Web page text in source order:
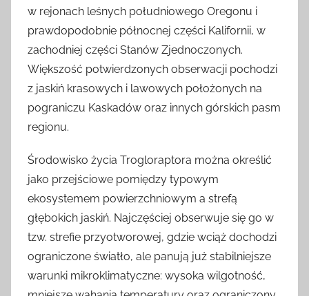
w rejonach leśnych południowego Oregonu i
prawdopodobnie północnej części Kalifornii, w
zachodniej części Stanów Zjednoczonych.
Większość potwierdzonych obserwacji pochodzi
z jaskiń krasowych i lawowych położonych na
pograniczu Kaskadów oraz innych górskich pasm
regionu.
Środowisko życia Trogloraptora można określić
jako przejściowe pomiędzy typowym
ekosystemem powierzchniowym a strefą
głębokich jaskiń. Najczęściej obserwuje się go w
tzw. strefie przyotworowej, gdzie wciąż dochodzi
ograniczone światło, ale panują już stabilniejsze
warunki mikroklimatyczne: wysoka wilgotność,